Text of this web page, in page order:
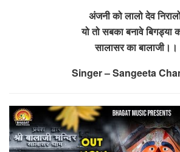
अंजनी को लालो देव
यो तो सबका बनावे बिगड्या
सालासर का बालाजी।।
Singer – Sangeeta